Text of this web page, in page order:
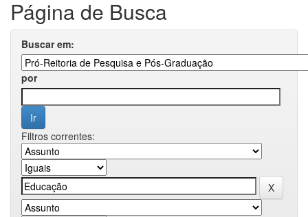
Página de Busca
Buscar em:
por
Filtros correntes: